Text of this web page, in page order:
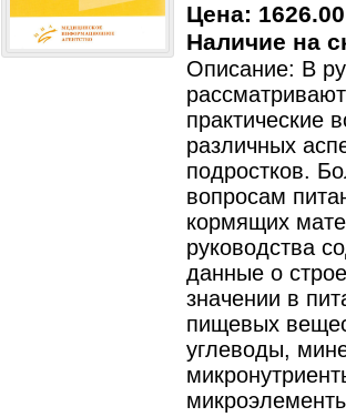
Цена:
Наличие на
Описание: В
практические
различных
подростков.
вопросам
кормящих
руководства
данные о
значении в
пищевых
углеводы,